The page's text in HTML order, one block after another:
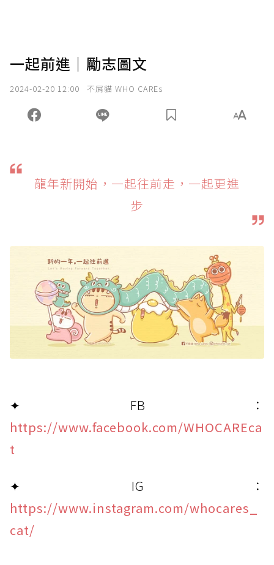
一起前進｜勵志圖文
2024-02-20 12:00 不屑貓 WHO CAREs
龍年新開始，一起往前走，一起更進
步
✦ FB：
https://www.facebook.com/WHOCAREca
t
✦ IG：
https://www.instagram.com/whocares_
cat/